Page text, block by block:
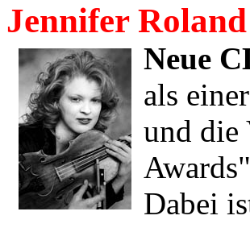
Jennifer
Neue
als
und die
Dabei